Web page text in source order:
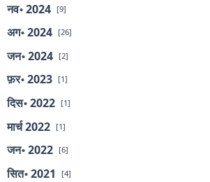
नव॰ 2024 [9]
अग॰ 2024 [26]
जन॰ 2024 [2]
फ़र॰ 2023 [1]
दिस॰ 2022 [1]
मार्च 2022 [1]
जन॰ 2022 [6]
सित॰ 2021 [4]